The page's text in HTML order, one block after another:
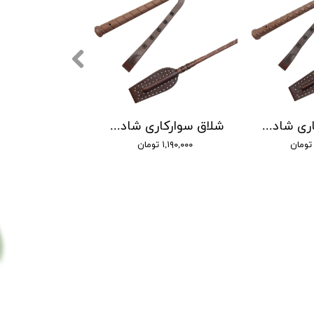
شلاق سوارکاری شادان - با بند مُچی چرمی، مدل سنگچین دسته اسپرت
۱,۱۹۰,۰۰۰ تومان
شلاق سوارکاری شادان - با بند مُچی چرمی، مدل سنگچین دسته کلاسیک